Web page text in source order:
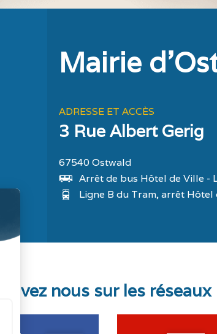
Mairie
ADRESSE ET ACCÈS
3 Rue Albert Gerig
67540 Ostwald
Arrêt de bus Hôtel de Ville -
Ligne B du Tram, arrêt Hôtel
Suivez nous sur les